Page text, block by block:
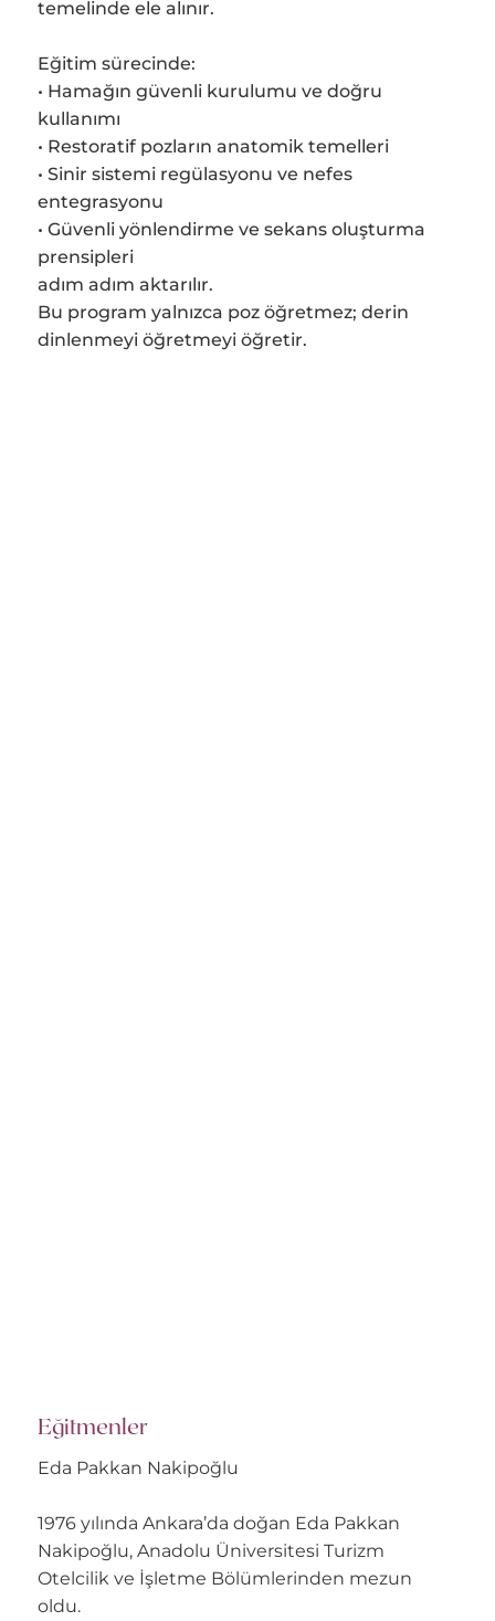
temelinde ele alınır.
Eğitim sürecinde:
• Hamağın güvenli kurulumu ve doğru
kullanımı
• Restoratif pozların anatomik temelleri
• Sinir sistemi regülasyonu ve nefes
entegrasyonu
• Güvenli yönlendirme ve sekans oluşturma
prensipleri
adım adım aktarılır.
Bu program yalnızca poz öğretmez; derin
dinlenmeyi öğretmeyi öğretir.
Eğitmenler
Eda Pakkan Nakipoğlu
1976 yılında Ankara’da doğan Eda Pakkan
Nakipoğlu, Anadolu Üniversitesi Turizm
Otelcilik ve İşletme Bölümlerinden mezun
oldu.